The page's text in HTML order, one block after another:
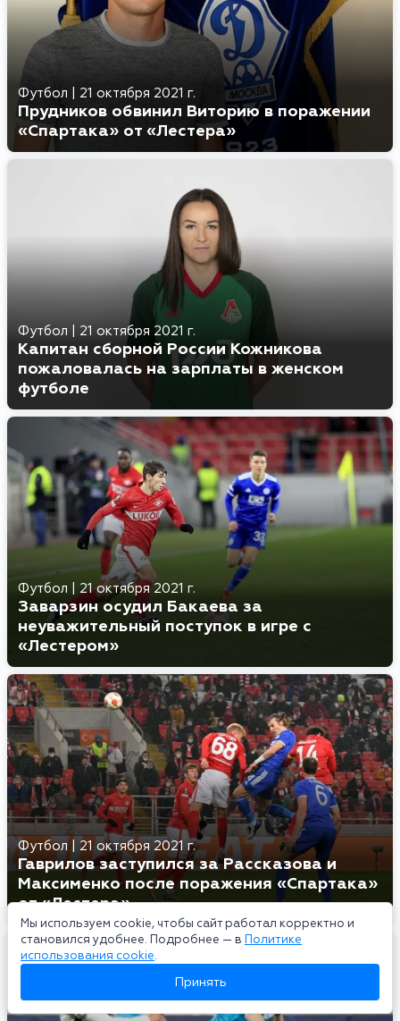
Мы используем cookie, чтобы сайт работал корректно и
становился удобнее. Подробнее — в Политике
использования cookie.
Принять
Футбол 21 октября 2021 г.
Прудников обвинил Виторию в поражении
«Спартака» от «Лестера»
Футбол 21 октября 2021 г.
Капитан сборной России Кожникова
пожаловалась на зарплаты в женском
футболе
Футбол 21 октября 2021 г.
Заварзин осудил Бакаева за
неуважительный поступок в игре с
«Лестером»
Футбол| 21 октября 2021 г.
Гаврилов заступился за Рассказова и
Максименко после поражения «Спартака»
от «Лестера»